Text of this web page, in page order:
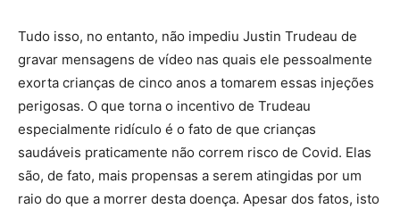
Tudo isso, no entanto, não impediu Justin Trudeau de
gravar mensagens de vídeo nas quais ele pessoalmente
exorta crianças de cinco anos a tomarem essas injeções
perigosas. O que torna o incentivo de Trudeau
especialmente ridículo é o fato de que crianças
saudáveis ​​praticamente não correm risco de Covid. Elas
são, de fato, mais propensas a serem atingidas por um
raio do que a morrer desta doença. Apesar dos fatos, isto